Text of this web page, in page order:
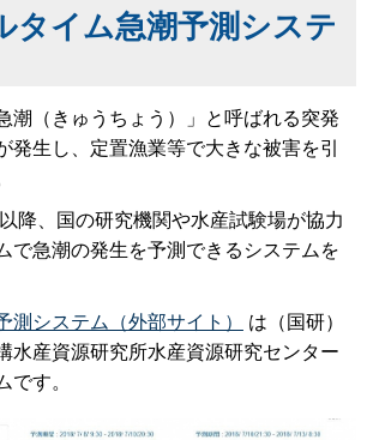
タイム急潮予測システ
潮（きゅうちょう）」と呼ばれる突発
発生し、定置漁業等で大きな被害を引
降、国の研究機関や水産試験場が協力
で急潮の発生を予測できるシステムを
測システム（外部サイト）
は（国研）
水産資源研究所水産資源研究センター
す。